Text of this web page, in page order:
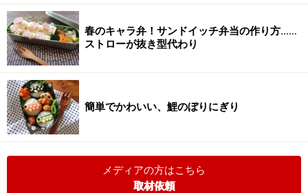
春のキャラ弁！サンドイッチ弁当の作り方……
ストローが抜き型代わり
簡単でかわいい、鯉のぼりにぎり
メディアの方はこちら
取材依頼